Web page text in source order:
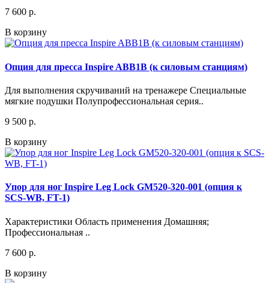
7 600 р.
В корзину
Опция для пресса Inspire ABB1B (к силовым станциям)
Для выполнения скручиваний на тренажере Специальные
мягкие подушки Полупрофессиональная серия..
9 500 р.
В корзину
Упор для ног Inspire Leg Lock GM520-320-001 (опция к
SCS-WB, FT-1)
Характеристики Область применения Домашняя;
Профессиональная ..
7 600 р.
В корзину